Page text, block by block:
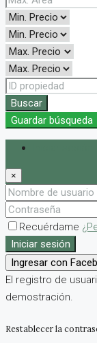
Buscar
Guardar búsqueda
×
Recuérdame
Iniciar sesión
Ingresar con
El registro de
demostración.
Restablecer la